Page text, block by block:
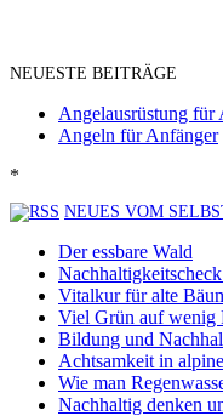
NEUESTE BEITRÄGE
Angelausrüstung für
Angeln für Anfänger
*
NEUES VOM
Der essbare Wald
Vitalkur für alte
Viel Grün auf wenig
Bildung und
Achtsamkeit in
Wie man
Nachhaltig denken